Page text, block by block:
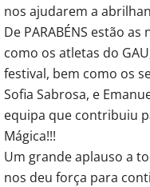
nos ajudarem a
De PARABÉNS estão
como os atletas do
festival, bem como os
Sofia Sabrosa, e
equipa que contribuiu
Mágica!!!
Um grande aplauso a
nos deu força para